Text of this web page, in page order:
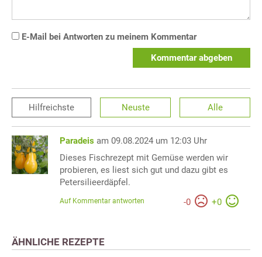
E-Mail bei Antworten zu meinem Kommentar
Kommentar abgeben
Hilfreichste Neuste Alle
Paradeis am 09.08.2024 um 12:03 Uhr
Dieses Fischrezept mit Gemüse werden wir
probieren, es liest sich gut und dazu gibt es
Petersilieerdäpfel.
-0 +0
Auf Kommentar antworten
ÄHNLICHE REZEPTE